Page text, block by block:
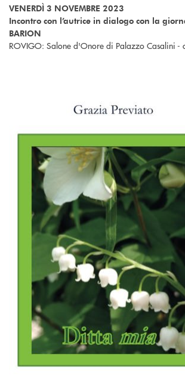
VENERDÌ 3 NOVEMBRE 2023
Incontro con l’autrice in dialogo con la
BARION
ROVIGO: Salone d'Onore di Palazzo Casalini -